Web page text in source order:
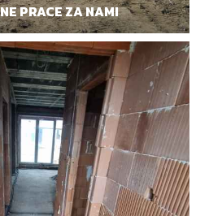
PRACE ZA NAMI